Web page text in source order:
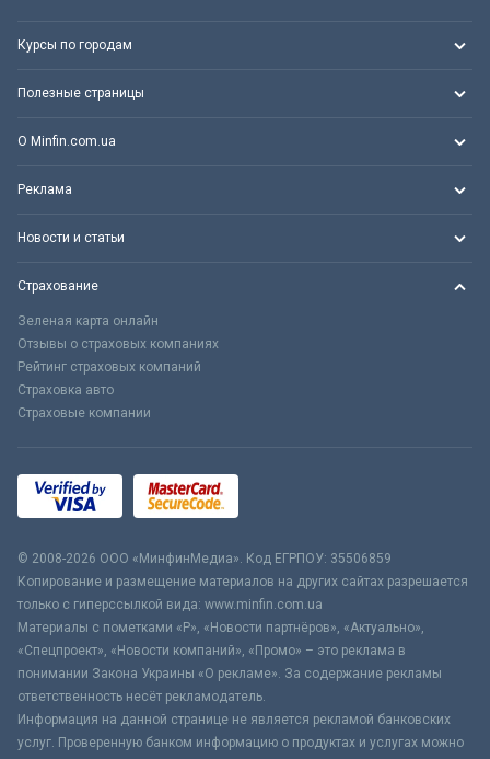
Курсы по городам
Полезные страницы
О Minfin.com.ua
Реклама
Новости и статьи
Страхование
Зеленая карта онлайн
Отзывы о страховых компаниях
Рейтинг страховых компаний
Страховка авто
Страховые компании
© 2008-2026 ООО «МинфинМедиа». Код ЕГРПОУ: 35506859
Копирование и размещение материалов на других сайтах разрешается
только с гиперссылкой вида: www.minfin.com.ua
Материалы с пометками «Р», «Новости партнёров», «Актуально»,
«Спецпроект», «Новости компаний», «Промо» – это реклама в
понимании Закона Украины «О рекламе». За содержание рекламы
ответственность несёт рекламодатель.
Информация на данной странице не является рекламой банковских
услуг. Проверенную банком информацию о продуктах и услугах можно